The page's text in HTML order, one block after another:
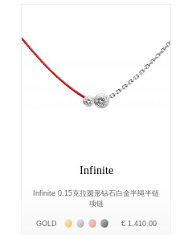
Infinite
Infinite 0.15克拉圆形钻石白金半绳半链
项链
GOLD Жёлтое золото 18К
Белое золото 18К
Розовое золото 18К
Чёрное золото 18К
€ 1,410.00